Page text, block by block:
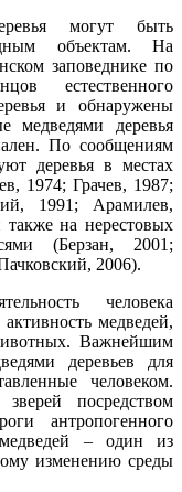
могут быть
объектам. На
заповеднике по
естественного
и обнаружены
медведями деревья
По сообщениям
деревья в местах
1974; Грачев, 1987;
1991; Арамилев,
на нерестовых
(Берзан, 2001;
2006).
человека
медведей,
Важнейшим
деревьев для
человеком.
посредством
антропогенного
медведей – один из
изменению среды